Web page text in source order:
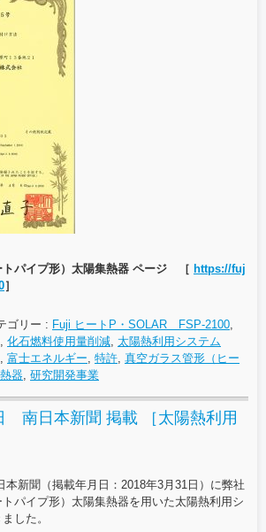
トパイプ形）太陽集熱器 ページ ［ https://fuj
］
ゴリー : Fuji ヒートP・SOLAR FSP-2100,
, 化石燃料使用量削減, 太陽熱利用システム
, 富士エネルギー, 特許, 真空ガラス管形（ヒー
器, 研究開発事業
南日本新聞 掲載 ［太陽熱利用
新聞（掲載年月日：2018年3月31日）に弊社
パイプ形）太陽集熱器を用いた太陽熱利用シ
した。